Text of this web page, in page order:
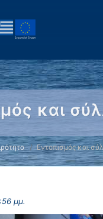
και
Εντοπισμός και
μμ.